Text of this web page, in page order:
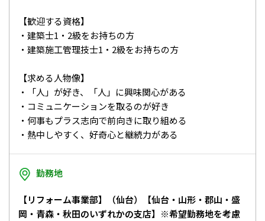
【歓迎する資格】
・建築士1・2級をお持ちの方
・建築施工管理技士1・2級をお持ちの方
【求める人物像】
・「人」が好き、「人」に興味関心がある
・コミュニケーションを取るのが好き
・何事もプラス志向で前向きに取り組める
・熱中しやすく、好奇心と継続力がある
勤務地
【リフォーム事業部】（仙台）【仙台・山形・郡山・盛
岡・青森・秋田のいずれかの支店】※希望勤務地を考慮